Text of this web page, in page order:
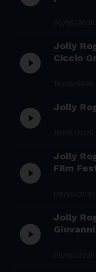
play_circle_filled
Jolly
Ciccio
play_circle_filled Jolly
play_circle_filled
Jolly
Film
play_circle_filled
Jolly